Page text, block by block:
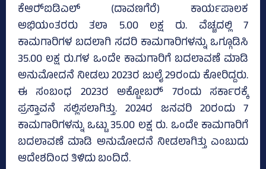
ಕೆಆರ್‍‌ಐಡಿಎಲ್‌ (ದಾವಣಗೆರೆ) ಕಾರ್ಯಪಾಲಕ
ಅಭಿಯಂತರರು ತಲಾ 5.00 ಲಕ್ಷ ರು. ವೆಚ್ಚದಲ್ಲಿ 7
ಕಾಮಗಾರಿಗಳ ಬದಲಾಗಿ ಸದರಿ ಕಾಮಗಾರಿಗಳನ್ನು ಒಗ್ಗೂಡಿಸಿ
35.00 ಲಕ್ಷ ರು.ಗಳ ಒಂದೇ ಕಾಮಗಾರಿಗೆ ಬದಲಾವಣೆ ಮಾಡಿ
ಅನುಮೋದನೆ ನೀಡಲು 2023ರ ಜುಲೈ 29ರಂದು ಕೋರಿದ್ದರು.
ಈ ಸಂಬಂಧ 2023ರ ಅಕ್ಟೋಬರ್‍‌ 7ರಂದು ಸರ್ಕಾರಕ್ಕೆ
ಪ್ರಸ್ತಾವನೆ ಸಲ್ಲಿಸಲಾಗಿತ್ತು. 2024ರ ಜನವರಿ 20ರಂದು 7
ಕಾಮಗಾರಿಗಳನ್ನು ಒಟ್ಟು 35.00 ಲಕ್ಷ ರು. ಒಂದೇ ಕಾಮಗಾರಿಗೆ
ಬದಲಾವಣೆ ಮಾಡಿ ಅನುಮೋದನೆ ನೀಡಲಾಗಿತ್ತು ಎಂಬುದು
ಆದೇಶದಿಂದ ತಿಳಿದು ಬಂದಿದೆ.